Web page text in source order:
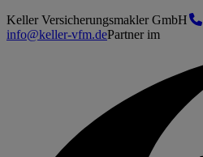
Keller Versicherungsmakler GmbH
info@keller-vfm.dePartner im